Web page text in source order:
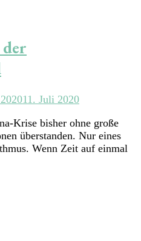
11. Juli 2020
Krise bisher ohne große
überstanden. Nur eines
Wenn Zeit auf einmal